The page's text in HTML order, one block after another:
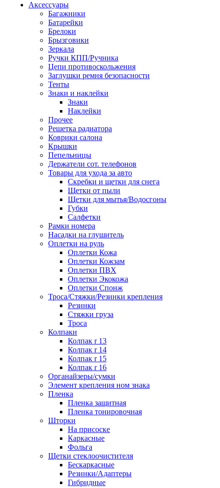
Аксессуары
Багажники
Батарейки
Брелоки
Брызговики
Зеркала
Ручки КПП/Ручника
Цепи противоскольжения
Заглушки ремня безопасности
Тенты
Знаки и наклейки
Знаки
Наклейки
Прочее
Решетка радиатора
Коврики салона
Крышки
Пепельницы
Держатели сот. телефонов
Товары для ухода за авто
Скребки и щетки для снега
Щетки от пыли
Щетки для мытья/Водосгоны
Губки
Салфетки
Рамки номера
Насадки на глушитель
Оплетки на руль
Оплетки Кожа
Оплетки Кожзам
Оплетки ПВХ
Оплетки Экокожа
Оплетки Спонж
Троса/Стяжки/Резинки крепления
Резинки
Стяжки груза
Троса
Колпаки
Колпак r 13
Колпак r 14
Колпак r 15
Колпак r 16
Органайзеры/сумки
Элемент крепления ном знака
Пленка
Пленка защитная
Пленка тонировочная
Шторки
На присоске
Каркасные
Фольга
Щетки стеклоочистителя
Бескаркасные
Резинки/Адаптеры
Гибридные